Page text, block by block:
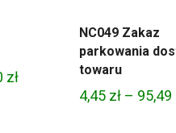
złZakres
NC049 Zakaz
parkowania
towaru
4,45 zł – 95,49